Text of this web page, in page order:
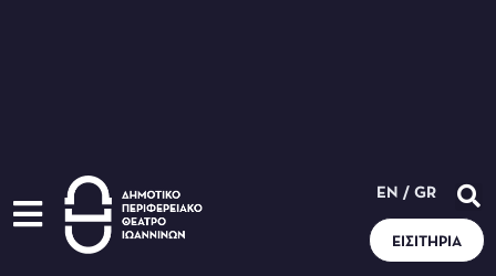
EN / GR
ΕΙΣΙΤΉΡΙΑ